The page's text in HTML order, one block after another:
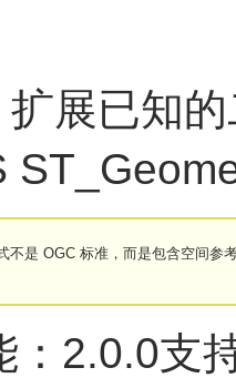
扩展已知
不是 OGC 标准，而是包含空间参
：2.0.0支